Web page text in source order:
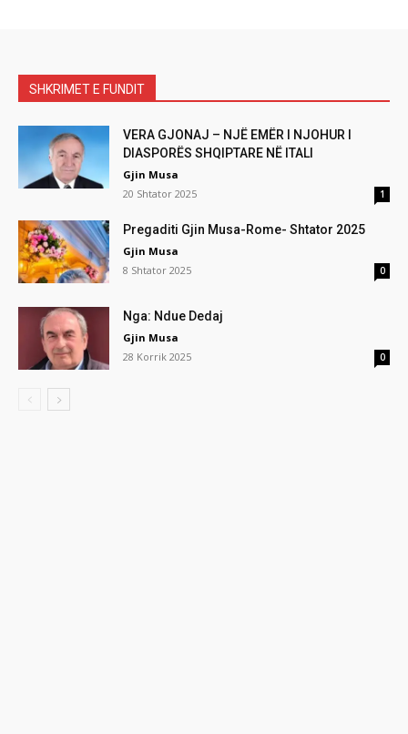
SHKRIMET E FUNDIT
VERA GJONAJ – NJË EMËR I NJOHUR I
DIASPORËS SHQIPTARE NË ITALI
Gjin Musa
20 Shtator 2025
1
Pregaditi Gjin Musa-Rome- Shtator 2025
Gjin Musa
8 Shtator 2025
0
Nga: Ndue Dedaj
Gjin Musa
28 Korrik 2025
0